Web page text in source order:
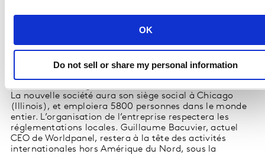
OK
Do not sell or share my personal information
d'audience et la mesure de la publicité.
utilisation croissante dans l’analyse prédictive, les
données de la nouvelle entreprise peuvent alimenter les
modèles de prévisions de tendances basés sur l'IA,
La nouvelle société aura son siège social à Chicago
(Illinois), et emploiera 5800 personnes dans le monde
entier. L’organisation de l’entreprise respectera les
réglementations locales. Guillaume Bacuvier, actuel
CEO de Worldpanel, restera à la tête des activités
internationales hors Amérique du Nord, sous la